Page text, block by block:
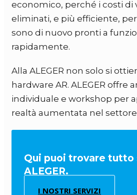
economico, perché i costi di
eliminati, e più efficiente,
sono di nuovo pronti a
rapidamente.
Alla ALEGER non solo si
hardware AR. ALEGER offre
individuale e workshop per
realtà aumentata nel
Qui puoi trovare tutto
ALEGER.
I NOSTRI SERVIZI